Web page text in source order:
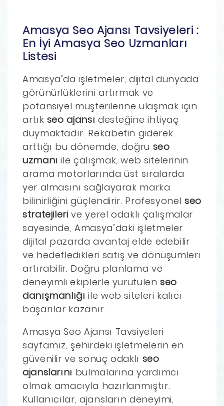
Amasya Seo Ajansı Tavsiyeleri :
En İyi Amasya Seo Uzmanları
Listesi
Amasya’da işletmeler, dijital dünyada
görünürlüklerini artırmak ve
potansiyel müşterilerine ulaşmak için
artık seo ajansı desteğine ihtiyaç
duymaktadır. Rekabetin giderek
arttığı bu dönemde, doğru seo
uzmanı ile çalışmak, web sitelerinin
arama motorlarında üst sıralarda
yer almasını sağlayarak marka
bilinirliğini güçlendirir. Profesyonel seo
stratejileri ve yerel odaklı çalışmalar
sayesinde, Amasya’daki işletmeler
dijital pazarda avantaj elde edebilir
ve hedefledikleri satış ve dönüşümleri
artırabilir. Doğru planlama ve
deneyimli ekiplerle yürütülenseo
danışmanlığı ile web siteleri kalıcı
başarılar kazanır.
Amasya Seo Ajansı Tavsiyeleri
sayfamız, şehirdeki işletmelerin en
güvenilir ve sonuç odaklı seo
ajanslarını bulmalarına yardımcı
olmak amacıyla hazırlanmıştır.
Kullanıcılar, ajansların deneyimi,